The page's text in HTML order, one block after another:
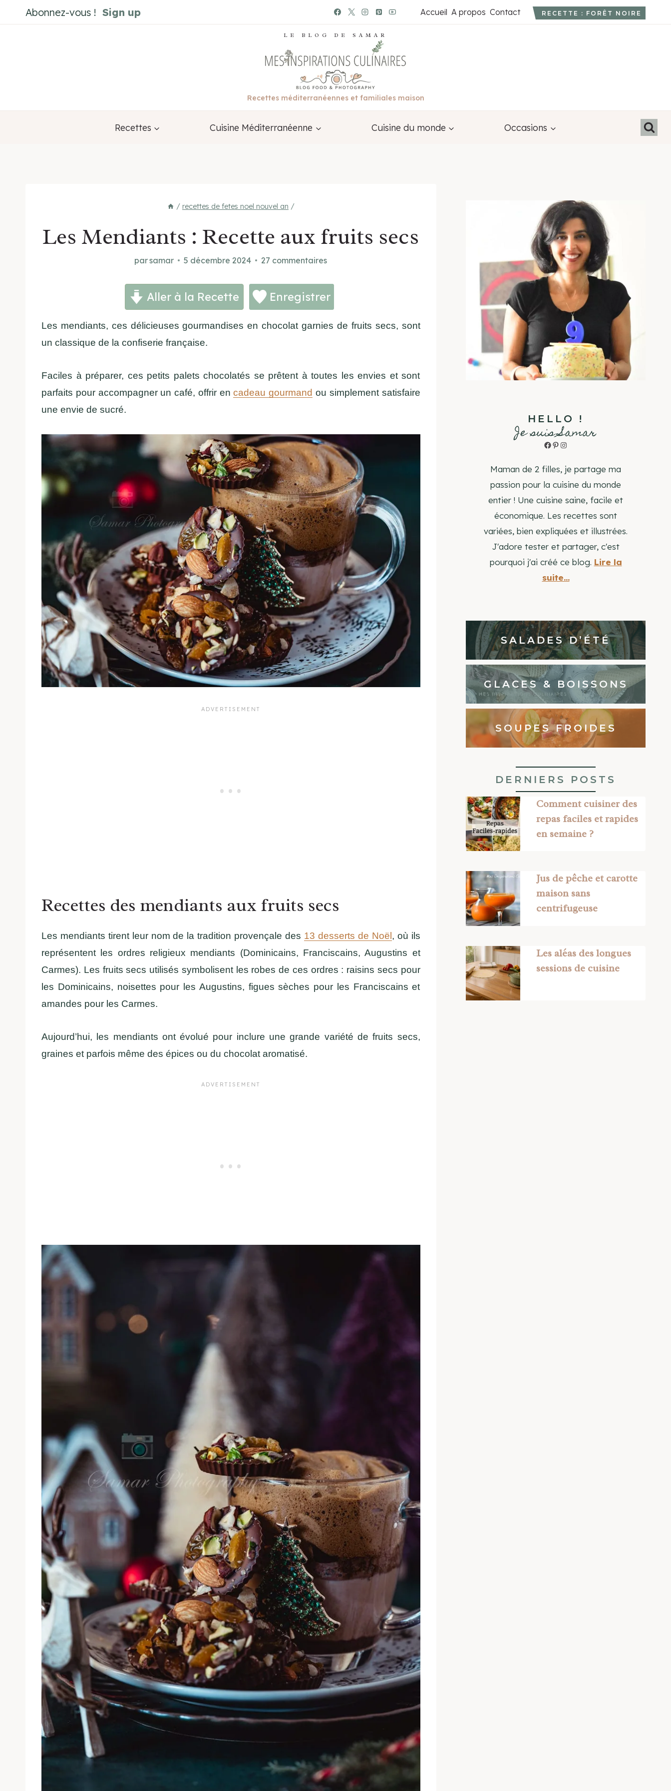
au
Abonnez-vous ! Sign up Accueil A propos Contact RECETTE : FORÊT NOIRE
LE BLOG DE SAMAR
Recettes méditerranéennes et familiales maison
Recettes Cuisine Méditerranéenne Cuisine du monde Occasions
/ recettes de fetes noel nouvel an /
Les Mendiants : Recette aux fruits secs
parsamar 5 décembre 2024 27 commentaires
Aller à la Recette Enregistrer
Les mendiants, ces délicieuses gourmandises en chocolat garnies de fruits secs, sont
un classique de la confiserie française.
Faciles à préparer, ces petits palets chocolatés se prêtent à toutes les envies et sont
parfaits pour accompagner un café, offrir encadeau gourmand ou simplement satisfaire
une envie de sucré.
Recettes des mendiants aux fruits secs
Les mendiants tirent leur nom de la tradition provençale des 13 desserts de Noël, où ils
représentent les ordres religieux mendiants (Dominicains, Franciscains, Augustins et
Carmes). Les fruits secs utilisés symbolisent les robes de ces ordres : raisins secs pour
les Dominicains, noisettes pour les Augustins, figues sèches pour les Franciscains et
amandes pour les Carmes.
Aujourd’hui, les mendiants ont évolué pour inclure une grande variété de fruits secs,
graines et parfois même des épices ou du chocolat aromatisé.
HELLO !
Je suis Samar
Facebook
Pinterest
Instagram
Maman de 2 filles, je partage ma
passion pour la cuisine du monde
entier ! Une cuisine saine, facile et
économique. Les recettes sont
variées, bien expliquées et illustrées.
J'adore tester et partager, c'est
pourquoi j'ai créé ce blog. Lire la
suite...
SALADES D’ÉTÉ
GLACES & BOISSONS
SOUPES FROIDES
DERNIERS POSTS
Comment cuisiner des
repas faciles et rapides
en semaine ?
Jus de pêche et carotte
maison sans
centrifugeuse
Les aléas des longues
sessions de cuisine